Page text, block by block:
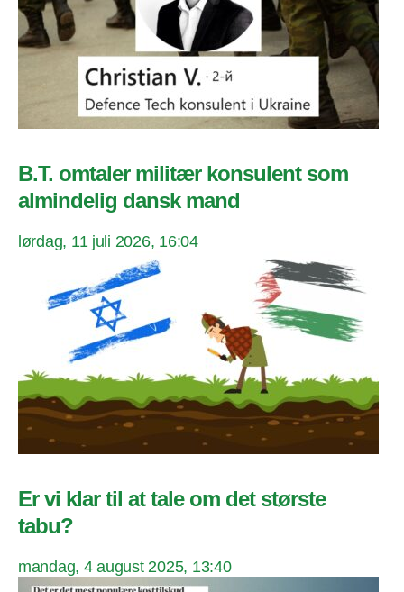
B.T. omtaler militær konsulent som
almindelig dansk mand
lørdag, 11 juli 2026, 16:04
Er vi klar til at tale om det største
tabu?
mandag, 4 august 2025, 13:40